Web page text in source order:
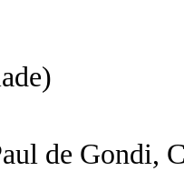
de Gondi,